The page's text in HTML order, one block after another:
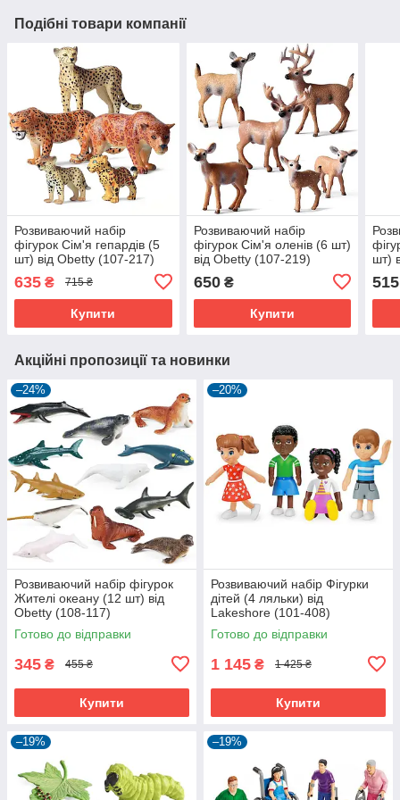
Подібні товари компанії
Розвиваючий набір
фігурок Сім'я гепардів (5
шт) від Obetty (107-217)
635 ₴ 715 ₴
Купити
Розвиваючий набір
фігурок Сім'я оленів (6 шт)
від Obetty (107-219)
650₴
Купити
шт)
515
Акційні пропозиції та новинки
–24%
Розвиваючий набір фігурок
Жителі океану (12 шт) від
Obetty (108-117)
Готово до відправки
345 ₴ 455 ₴
Купити
–20%
Розвиваючий набір Фігурки
дітей (4 ляльки) від
Lakeshore (101-408)
Готово до відправки
1 145 ₴ 1 425 ₴
Купити
–19% –19%